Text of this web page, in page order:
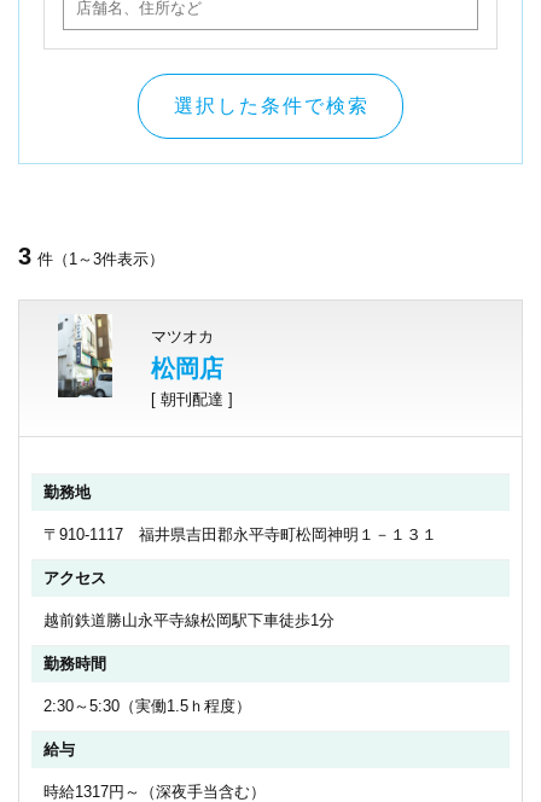
選択した条件で検索
3 件（1～3件表示）
マツオカ
松岡店
[ 朝刊配達 ]
勤務地
〒910-1117 福井県吉田郡永平寺町松岡神明１－１３１
アクセス
越前鉄道勝山永平寺線松岡駅下車徒歩1分
勤務時間
2:30～5:30（実働1.5ｈ程度）
給与
時給1317円～（深夜手当含む）